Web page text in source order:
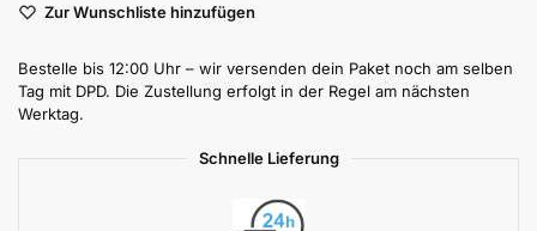
Zur Wunschliste hinzufügen
Bestelle bis 12:00 Uhr – wir versenden dein Paket noch am selben
Tag mit DPD. Die Zustellung erfolgt in der Regel am nächsten
Werktag.
Schnelle Lieferung